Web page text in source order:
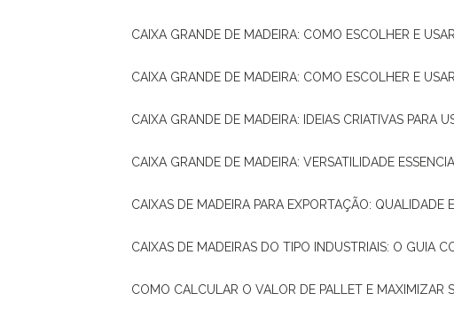
CAIXA GRANDE DE MADEIRA: COMO ESCOLHER E
CAIXA GRANDE DE MADEIRA: COMO ESCOLHER E
CAIXA GRANDE DE MADEIRA: IDEIAS CRIATIVAS PARA
CAIXA GRANDE DE MADEIRA: VERSATILIDADE
CAIXAS DE MADEIRA PARA EXPORTAÇÃO: QUALIDADE
CAIXAS DE MADEIRAS DO TIPO INDUSTRIAIS: O GUIA
COMO CALCULAR O VALOR DE PALLET E MAXIMIZAR